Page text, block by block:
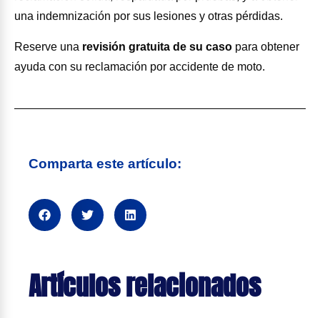
una indemnización por sus lesiones y otras pérdidas.
Reserve una revisión gratuita de su caso para obtener
ayuda con su reclamación por accidente de moto.
Comparta este artículo:
Artículos relacionados